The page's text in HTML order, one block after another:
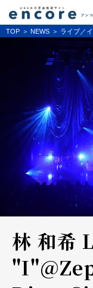
TOP NEWS ライブ／
林 和希